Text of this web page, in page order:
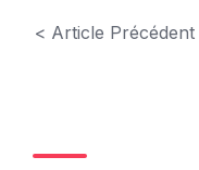
< Article Précédent